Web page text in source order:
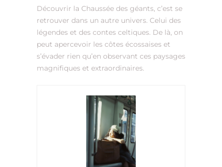
Découvrir la Chaussée des géants, c’est se
retrouver dans un autre univers. Celui des
légendes et des contes celtiques. De là, on
peut apercevoir les côtes écossaises et
s’évader rien qu’en observant ces paysages
magnifiques et extraordinaires.